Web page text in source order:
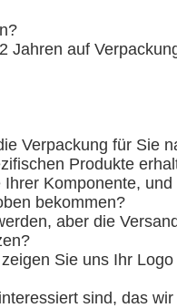
Jahren auf
Verpackung für Sie
Produkte
Komponente,
bekommen?
aber die
Sie uns Ihr
sind, das